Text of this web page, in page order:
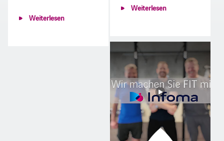
Weiterlesen
Weiterlesen